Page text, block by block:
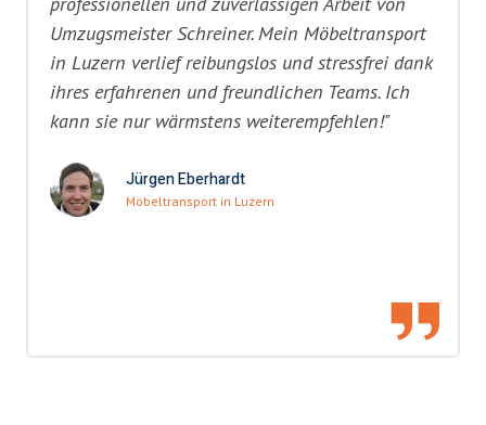
Umzugsmeister Schreiner. Mein Möbeltransport
in Luzern verlief reibungslos und stressfrei dank
ihres erfahrenen und freundlichen Teams. Ich
kann sie nur wärmstens weiterempfehlen!"
Jürgen Eberhardt
Möbeltransport in Luzern